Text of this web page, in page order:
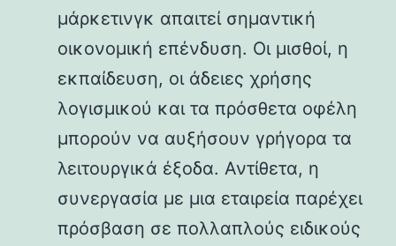
μάρκετινγκ απαιτεί σημαντική
οικονομική επένδυση. Οι μισθοί, η
εκπαίδευση, οι άδειες χρήσης
λογισμικού και τα πρόσθετα οφέλη
μπορούν να αυξήσουν γρήγορα τα
λειτουργικά έξοδα. Αντίθετα, η
συνεργασία με μια εταιρεία παρέχει
πρόσβαση σε πολλαπλούς ειδικούς